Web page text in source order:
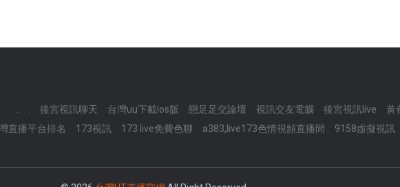
後宮視訊聊天 台灣uu下載ios版 戀足足交論壇 視訊交友電腦 後宮視訊live 黃
直播平台排名 173視訊 173 live免費色聊 a383,live173色情視頻直播間 9158虛擬視訊